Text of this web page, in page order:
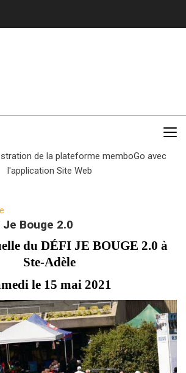
Bouge 2.0
du DÉFI JE BOUGE 2.0 à
Ste-Adèle
le 15 mai 2021